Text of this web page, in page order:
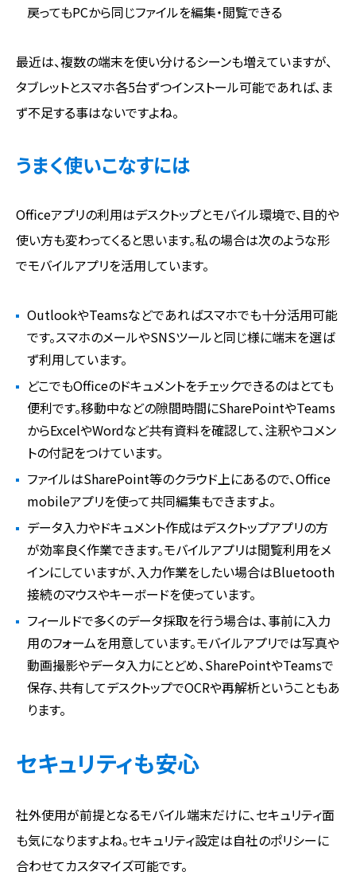
戻ってもPCから同じファイルを編集・閲覧できる
最近は、複数の端末を使い分けるシーンも増えていますが、
タブレットとスマホ各5台ずつインストール可能であれば、ま
ず不足する事はないですよね。
うまく使いこなすには
Officeアプリの利用はデスクトップとモバイル環境で、目的や
使い方も変わってくると思います。私の場合は次のような形
でモバイルアプリを活用しています。
OutlookやTeamsなどであればスマホでも十分活用可能
です。スマホのメールやSNSツールと同じ様に端末を選ば
ず利用しています。
どこでもOfficeのドキュメントをチェックできるのはとても
便利です。移動中などの隙間時間にSharePointやTeams
からExcelやWordなど共有資料を確認して、注釈やコメン
トの付記をつけています。
ファイルはSharePoint等のクラウド上にあるので、Office
mobileアプリを使って共同編集もできますよ。
データ入力やドキュメント作成はデスクトップアプリの方
が効率良く作業できます。モバイルアプリは閲覧利用をメ
インにしていますが、入力作業をしたい場合はBluetooth
接続のマウスやキーボードを使っています。
フィールドで多くのデータ採取を行う場合は、事前に入力
用のフォームを用意しています。モバイルアプリでは写真や
動画撮影やデータ入力にとどめ、SharePointやTeamsで
保存、共有してデスクトップでOCRや再解析ということもあ
ります。
セキュリティも安心
社外使用が前提となるモバイル端末だけに、セキュリティ面
も気になりますよね。セキュリティ設定は自社のポリシーに
合わせてカスタマイズ可能です。